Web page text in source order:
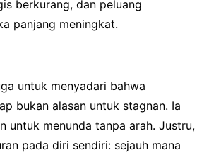
berkurang, dan peluang
panjang meningkat.
untuk menyadari bahwa
bukan alasan untuk stagnan. Ia
untuk menunda tanpa arah. Justru,
pada diri sendiri: sejauh mana